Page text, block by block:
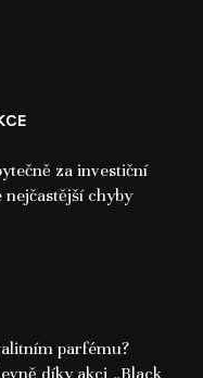
za investiční
nejčastější chyby
parfému?
díky akci „Black